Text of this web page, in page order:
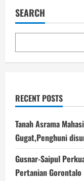
SEARCH
RECENT POSTS
Tanah Asrama
Gugat,Penghuni
Gusnar-Saipul
Pertanian Gorontalo